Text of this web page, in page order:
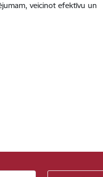
veicinot efektīvu un